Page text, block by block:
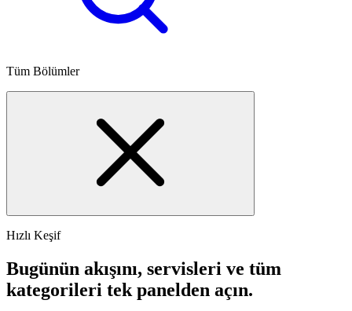
Tüm Bölümler
Hızlı Keşif
Bugünün akışını, servisleri ve tüm
kategorileri tek panelden açın.